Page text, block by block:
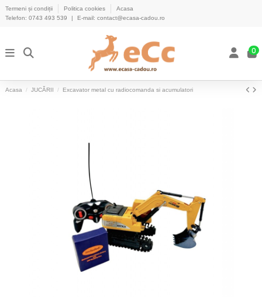
Termeni și condiții Politica cookies
Acasa
Telefon: 0743 493 539 | E-mail: contact@ecasa-cadou.ro
0
Acasa JUCĂRII Excavator metal cu radiocomanda si acumulatori